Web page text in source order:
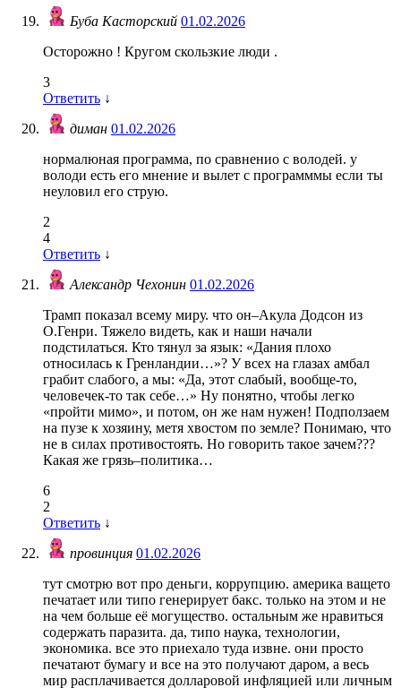
Буба Касторский 01.02.2026
Осторожно ! Кругом скользкие люди .
3
Ответить ↓
диман 01.02.2026
нормалюная программа, по сравненио с володей. у
володи есть его мнение и вылет с программмы если ты
неуловил его струю.
2
4
Ответить ↓
Александр Чехонин 01.02.2026
Трамп показал всему миру. что он–Акула Додсон из
О.Генри. Тяжело видеть, как и наши начали
подстилаться. Кто тянул за язык: «Дания плохо
относилась к Гренландии…»? У всех на глазах амбал
грабит слабого, а мы: «Да, этот слабый, вообще-то,
человечек-то так себе…» Ну понятно, чтобы легко
«пройти мимо», и потом, он же нам нужен! Подползаем
на пузе к хозяину, метя хвостом по земле? Понимаю, что
не в силах противостоять. Но говорить такое зачем???
Какая же грязь–политика…
6
2
Ответить ↓
провинция 01.02.2026
тут смотрю вот про деньги, коррупцию. америка ващето
печатает или типо генерирует бакс. только на этом и не
на чем больше её могущество. остальным же нравиться
содержать паразита. да, типо наука, технологии,
экономика. все это приехало туда извне. они просто
печатают бумагу и все на это получают даром, а весь
мир расплачивается долларовой инфляцией или личным